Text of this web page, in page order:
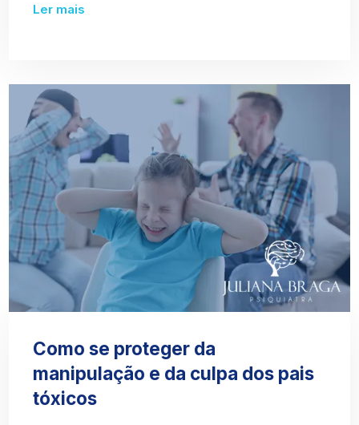
Ler mais
Como se proteger da
manipulação e da culpa dos pais
tóxicos